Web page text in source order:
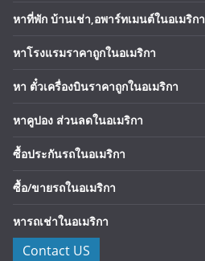
หาที่พัก บ้านเช่า,อพาร์ทเมนต์ในอเมริกา
หาโรงแรมราคาถูกในอเมริกา
หา ตั๋วเครื่องบินราคาถูกในอเมริกา
หาคูปอง ส่วนลดในอเมริกา
ซื้อประกันรถในอเมริกา
ซื้อ/ขายรถในอเมริกา
หารถเช่าในอเมริกา
Contact US